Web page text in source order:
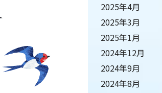
2025年4月
2025年3月
2025年1月
2024年12月
2024年9月
2024年8月